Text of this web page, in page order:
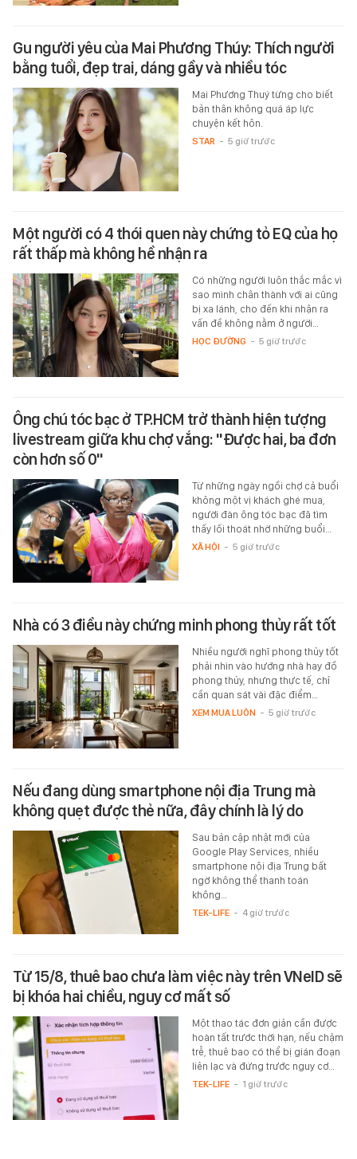
Gu người yêu của Mai Phương Thúy: Thích người
bằng tuổi, đẹp trai, dáng gầy và nhiều tóc
Mai Phương Thuý từng cho biết
bản thân không quá áp lực
chuyện kết hôn.
STAR - 5 giờ trước
Một người có 4 thói quen này chứng tỏ EQ của họ
rất thấp mà không hề nhận ra
Có những người luôn thắc mắc vì
sao mình chân thành với ai cũng
bị xa lánh, cho đến khi nhận ra
vấn đề không nằm ở người…
HỌC ĐƯỜNG - 5 giờ trước
Ông chú tóc bạc ở TP.HCM trở thành hiện tượng
livestream giữa khu chợ vắng: "Được hai, ba đơn
còn hơn số 0"
Từ những ngày ngồi chợ cả buổi
không một vị khách ghé mua,
người đàn ông tóc bạc đã tìm
thấy lối thoát nhờ những buổi…
XÃ HỘI - 5 giờ trước
Nhà có 3 điều này chứng minh phong thủy rất tốt
Nhiều người nghĩ phong thủy tốt
phải nhìn vào hướng nhà hay đồ
phong thủy, nhưng thực tế, chỉ
cần quan sát vài đặc điểm…
XEM MUA LUÔN - 5 giờ trước
Nếu đang dùng smartphone nội địa Trung mà
không quẹt được thẻ nữa, đây chính là lý do
Sau bản cập nhật mới của
Google Play Services, nhiều
smartphone nội địa Trung bất
ngờ không thể thanh toán
không…
TEK-LIFE - 4 giờ trước
Từ 15/8, thuê bao chưa làm việc này trên VNeID sẽ
bị khóa hai chiều, nguy cơ mất số
Một thao tác đơn giản cần được
hoàn tất trước thời hạn, nếu chậm
trễ, thuê bao có thể bị gián đoạn
liên lạc và đứng trước nguy cơ…
TEK-LIFE - 1 giờ trước